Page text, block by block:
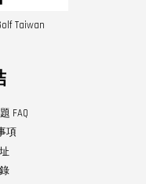
Taiwan
FAQ
項